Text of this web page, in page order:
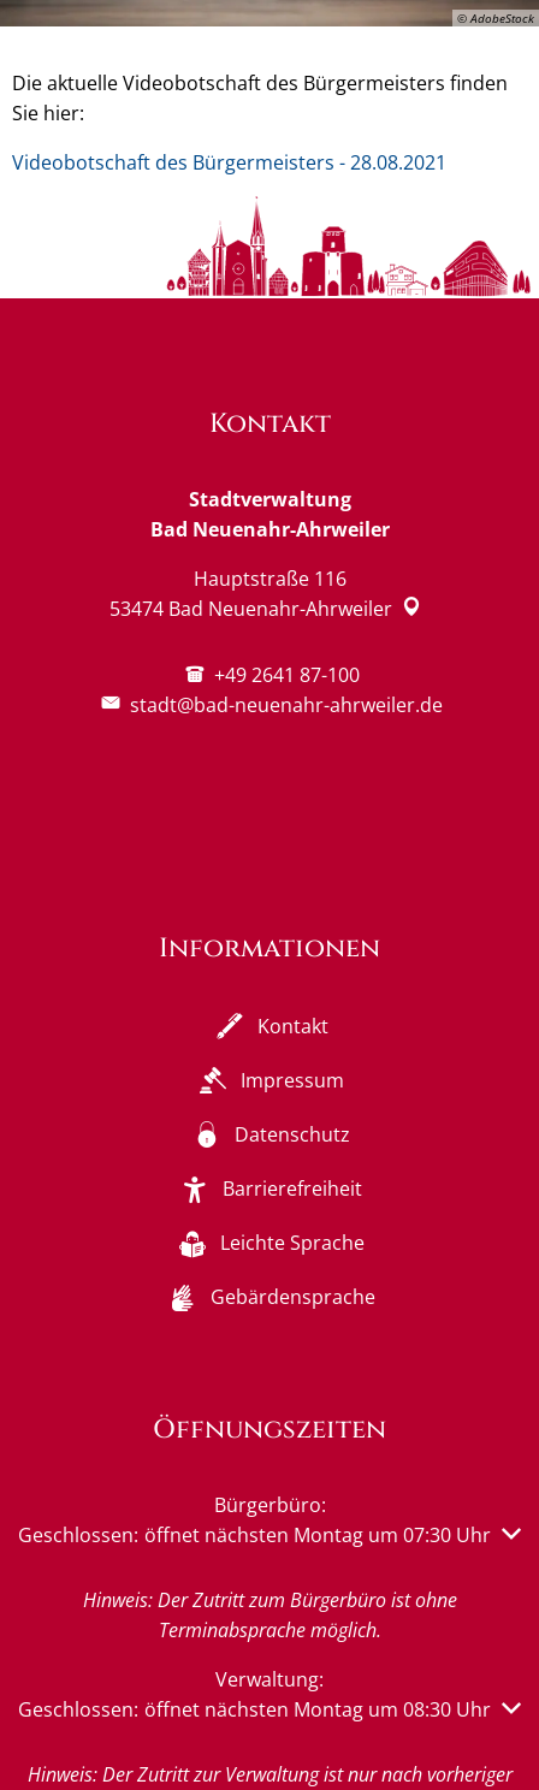
© AdobeStock
Die aktuelle Videobotschaft des Bürgermeisters finden
Sie hier:
Videobotschaft des Bürgermeisters - 28.08.2021
Kontakt
Stadtverwaltung
Bad Neuenahr-Ahrweiler
Hauptstraße 116
53474 Bad Neuenahr-Ahrweiler
+49 2641 87-100
stadt@bad-neuenahr-ahrweiler.de
Informationen
Kontakt
Impressum
Datenschutz
Barrierefreiheit
Leichte Sprache
Gebärdensprache
Öffnungszeiten
Bürgerbüro:
Klicken, um weitere Öffnungs- oder Schließzeiten
Geschlossen: öffnet nächsten Montag um 07:30 Uhr
Hinweis: Der Zutritt zum Bürgerbüro ist ohne
Terminabsprache möglich.
Verwaltung:
Klicken, um weitere Öffnungs- oder Schließzeiten
Geschlossen: öffnet nächsten Montag um 08:30 Uhr
Hinweis: Der Zutritt zur Verwaltung ist nur nach vorheriger